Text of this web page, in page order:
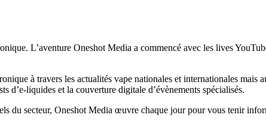
L’aventure Oneshot Media a commencé avec les lives
à travers les actualités vape nationales et internationales
d’e-liquides et la couverture digitale d’évènements spécialisés.
du secteur, Oneshot Media œuvre chaque jour pour vous tenir